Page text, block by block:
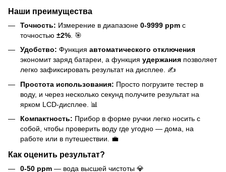
Наши преимущества
Точность: Измерение в диапазоне 0-9999 ppm с
точностью ±2% . 🎯
Удобство: Функция автоматического отключения
экономит заряд батареи, а функция удержания позволяет
легко зафиксировать результат на дисплее. ✍️
Простота использования: Просто погрузите тестер в
воду, и через несколько секунд получите результат на
ярком LCD-дисплее. 📊
Компактность: Прибор в форме ручки легко носить с
собой, чтобы проверить воду где угодно — дома, на
работе или в путешествии. 💼
Как оценить результат?
0-50 ppm — вода высшей чистоты 💎